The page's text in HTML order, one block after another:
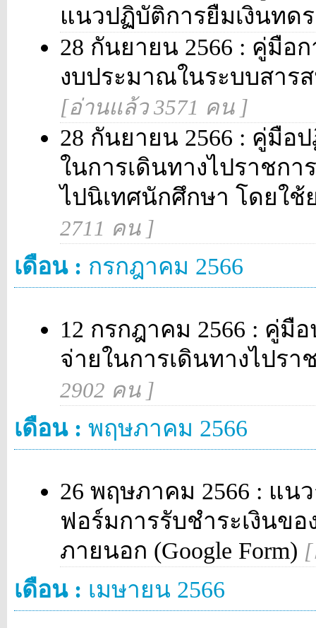
แนวปฏิบัติการยืมเงินทด
28 กันยายน 2566 : คู่มื
งบประมาณในระบบสาร
[อ่านแล้ว 3571 คน ]
28 กันยายน 2566 : คู่มือ
ในการเดินทางไปราชก
ไปนิเทศนักศึกษา โดยใ
2711 คน ]
เดือน : กรกฎาคม 2566
12 กรกฎาคม 2566 : คู่มื
จ่ายในการเดินทางไปร
2902 คน ]
เดือน : พฤษภาคม 2566
26 พฤษภาคม 2566 : แน
ฟอร์มการรับชำระเงินข
ภายนอก (Google Form)
เดือน : เมษายน 2566